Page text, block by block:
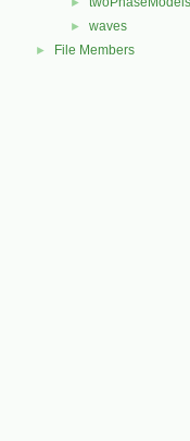
► waves
► File Members